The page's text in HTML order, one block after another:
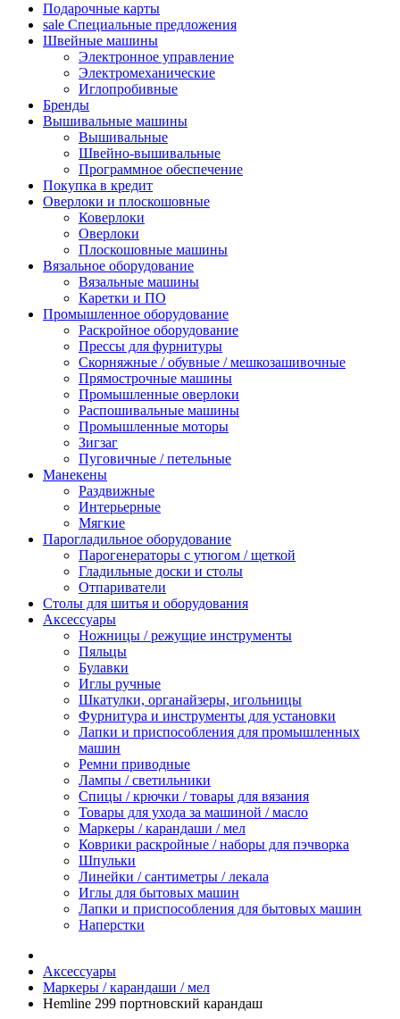
Подарочные карты
sale Специальные предложения
Швейные машины
Электронное управление
Электромеханические
Иглопробивные
Бренды
Вышивальные машины
Вышивальные
Швейно-вышивальные
Программное обеспечение
Покупка в кредит
Оверлоки и плоскошовные
Коверлоки
Оверлоки
Плоскошовные машины
Вязальное оборудование
Вязальные машины
Каретки и ПО
Промышленное оборудование
Раскройное оборудование
Прессы для фурнитуры
Скорняжные / обувные / мешкозашивочные
Прямострочные машины
Промышленные оверлоки
Распошивальные машины
Промышленные моторы
Зигзаг
Пуговичные / петельные
Манекены
Раздвижные
Интерьерные
Мягкие
Парогладильное оборудование
Парогенераторы с утюгом / щеткой
Гладильные доски и столы
Отпариватели
Столы для шитья и оборудования
Аксессуары
Ножницы / режущие инструменты
Пяльцы
Булавки
Иглы ручные
Шкатулки, органайзеры, игольницы
Фурнитура и инструменты для установки
Лапки и приспособления для промышленных
машин
Ремни приводные
Лампы / светильники
Спицы / крючки / товары для вязания
Товары для ухода за машиной / масло
Маркеры / карандаши / мел
Коврики раскройные / наборы для пэчворка
Шпульки
Линейки / сантиметры / лекала
Иглы для бытовых машин
Лапки и приспособления для бытовых машин
Наперстки
Аксессуары
Маркеры / карандаши / мел
Hemline 299 портновский карандаш